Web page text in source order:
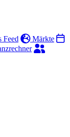
Feed
Märkte